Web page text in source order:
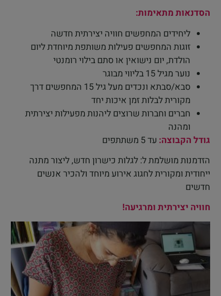
הסדנאות מתאימות:
ליחידים המחפשים חוויה יצירתית חדשה
זוגות המחפשים פעילות משותפת מיוחדת ליום
הולדת, יום נישואין או סתם בילוי רומנטי
נוער מגיל 15 בליווי מבוגר
סבא/סבתא ונכדים מעל גיל 15 המחפשים דרך
מקורית לבלות זמן איכות יחד
חברים וחברות שרוצים ליהנות מפעילות יצירתית
ומהנה
גודל הקבוצה: עד 5 משתתפים
הזדמנות מושלמת ל: לגלות כישרון חדש, ליצור מתנה
ייחודית ומקורית לחגוג אירוע מיוחד ולהכיר אנשים
חדשים
חוויה יצירתית ומרגיעה!